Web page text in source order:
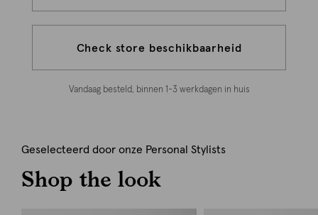
Check store beschikbaarheid
Vandaag besteld, binnen 1-3 werkdagen in huis
Geselecteerd door onze Personal Stylists
Shop the look